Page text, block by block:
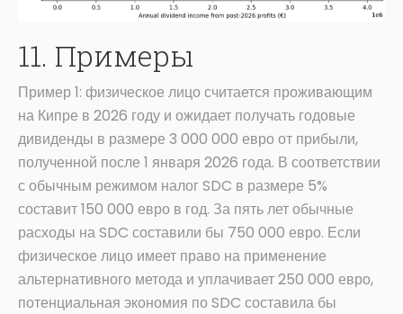
11. Примеры
Пример 1: физическое лицо считается проживающим
на Кипре в 2026 году и ожидает получать годовые
дивиденды в размере 3 000 000 евро от прибыли,
полученной после 1 января 2026 года. В соответствии
с обычным режимом налог SDC в размере 5%
составит 150 000 евро в год. За пять лет обычные
расходы на SDC составили бы 750 000 евро. Если
физическое лицо имеет право на применение
альтернативного метода и уплачивает 250 000 евро,
потенциальная экономия по SDC составила бы